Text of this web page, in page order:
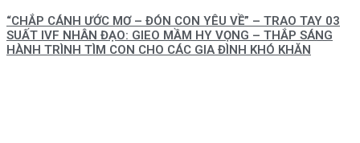
“CHẮP CÁNH ƯỚC MƠ – ĐÓN CON YÊU VỀ” – TRAO TAY 03
SUẤT IVF NHÂN ĐẠO: GIEO MẦM HY VỌNG – THẮP SÁNG
HÀNH TRÌNH TÌM CON CHO CÁC GIA ĐÌNH KHÓ KHĂN